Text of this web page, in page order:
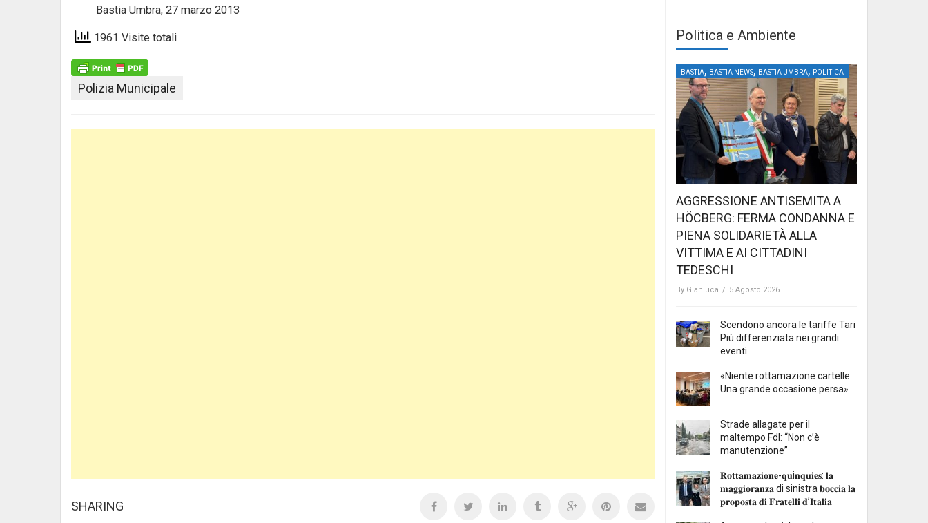
Bastia Umbra, 27 marzo 2013
1961 Visite totali
Polizia Municipale
SHARING
Politica e Ambiente
BASTIA, BASTIA NEWS, BASTIA UMBRA, POLITICA
AGGRESSIONE ANTISEMITA A
HÖCBERG: FERMA CONDANNA E
PIENA SOLIDARIETÀ ALLA
VITTIMA E AI CITTADINI
TEDESCHI
By Gianluca / 5 Agosto 2026
Scendono ancora le tariffe Tari
Più differenziata nei grandi
eventi
«Niente rottamazione cartelle
Una grande occasione persa»
Strade allagate per il
maltempo FdI: “Non c’è
manutenzione”
𝐑𝐨𝐭𝐭𝐚𝐦𝐚𝐳𝐢𝐨𝐧𝐞-𝐪𝐮i𝐧𝐪𝐮𝐢𝐞𝐬: 𝐥𝐚
𝐦𝐚𝐠𝐠𝐢𝐨𝐫𝐚𝐧𝐳𝐚 di sinistra 𝐛𝐨𝐜𝐜𝐢𝐚 𝐥𝐚
𝐩𝐫𝐨𝐩𝐨𝐬𝐭𝐚 𝐝𝐢 𝐅𝐫𝐚𝐭𝐞𝐥𝐥𝐢 𝐝’𝐈𝐭𝐚𝐥𝐢𝐚